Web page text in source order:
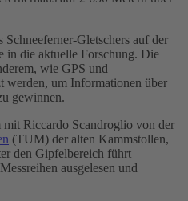
Gletschers auf der
in die aktuelle Forschung. Die
wie GPS und
werden, um Informationen über
gewinnen.
Riccardo Scandroglio von der
(TUM) der alten Kammstollen,
den Gipfelbereich führt
ausgelesen und